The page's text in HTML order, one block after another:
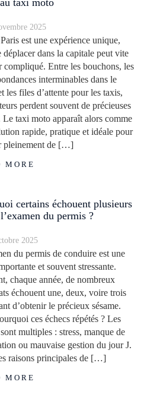
2025
est une expérience unique,
déplacer dans la capitale peut vite
compliqué. Entre les bouchons, les
interminables dans le
les files d’attente pour les taxis,
perdent souvent de précieuses
Le taxi moto apparaît alors comme
rapide, pratique et idéale pour
pleinement de […]
MORE
certains échouent plusieurs
du permis ?
2025
du permis de conduire est une
et souvent stressante.
chaque année, de nombreux
échouent une, deux, voire trois
d’obtenir le précieux sésame.
ces échecs répétés ? Les
multiples : stress, manque de
ou mauvaise gestion du jour J.
raisons principales de […]
MORE